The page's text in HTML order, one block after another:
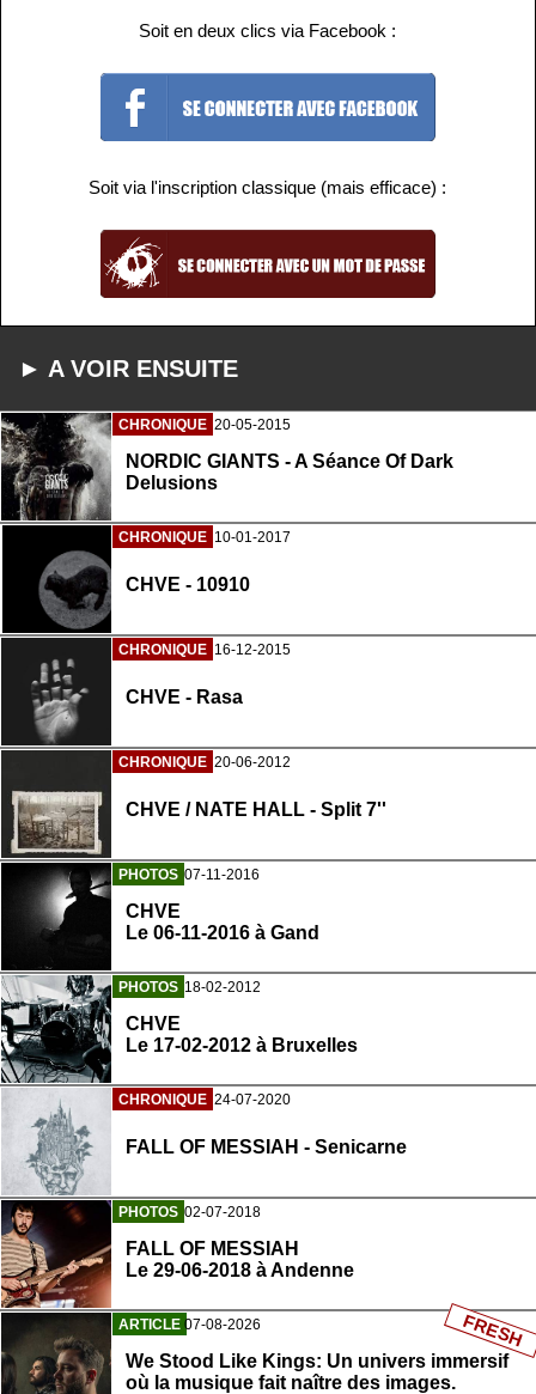
Soit en deux clics via Facebook :
Soit via l'inscription classique (mais efficace) :
► A VOIR ENSUITE
CHRONIQUE 20-05-2015
NORDIC GIANTS - A Séance Of Dark
Delusions
CHRONIQUE 10-01-2017
CHVE - 10910
CHRONIQUE 16-12-2015
CHVE - Rasa
CHRONIQUE 20-06-2012
CHVE / NATE HALL - Split 7''
PHOTOS 07-11-2016
CHVE
Le 06-11-2016 à Gand
PHOTOS 18-02-2012
CHVE
Le 17-02-2012 à Bruxelles
CHRONIQUE 24-07-2020
FALL OF MESSIAH - Senicarne
PHOTOS 02-07-2018
FALL OF MESSIAH
Le 29-06-2018 à Andenne
ARTICLE 07-08-2026
We Stood Like Kings: Un univers immersif
où la musique fait naître des images.
FRESH